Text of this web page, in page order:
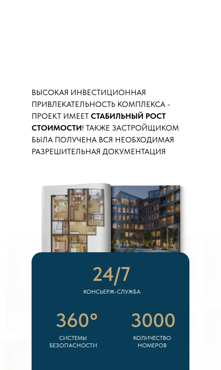
ВЫСОКАЯ ИНВЕСТИЦИОННАЯ
ПРИВЛЕКАТЕЛЬНОСТЬ КОМПЛЕКСА -
ПРОЕКТ ИМЕЕТ СТАБИЛЬНЫЙ РОСТ
СТОИМОСТИ! ТАКЖЕ ЗАСТРОЙЩИКОМ
БЫЛА ПОЛУЧЕНА ВСЯ НЕОБХОДИМАЯ
РАЗРЕШИТЕЛЬНАЯ ДОКУМЕНТАЦИЯ
24/7
КОНСЬЕРЖ-СЛУЖБА
3000
КОЛИЧЕСТВО
НОМЕРОВ
360°
СИСТЕМЫ
БЕЗОПАСНОСТИ